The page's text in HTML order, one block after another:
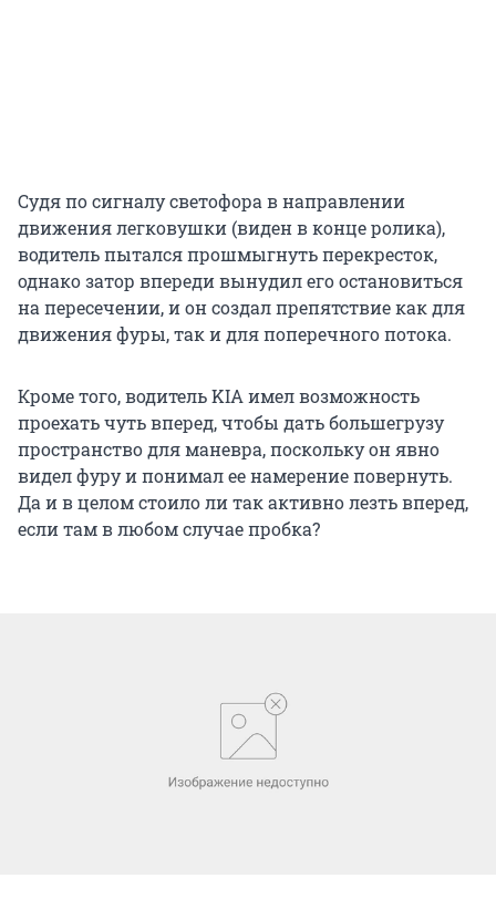
Судя по сигналу светофора в направлении
движения легковушки (виден в конце ролика),
водитель пытался прошмыгнуть перекресток,
однако затор впереди вынудил его остановиться
на пересечении, и он создал препятствие как для
движения фуры, так и для поперечного потока.
Кроме того, водитель KIA имел возможность
проехать чуть вперед, чтобы дать большегрузу
пространство для маневра, поскольку он явно
видел фуру и понимал ее намерение повернуть.
Да и в целом стоило ли так активно лезть вперед,
если там в любом случае пробка?